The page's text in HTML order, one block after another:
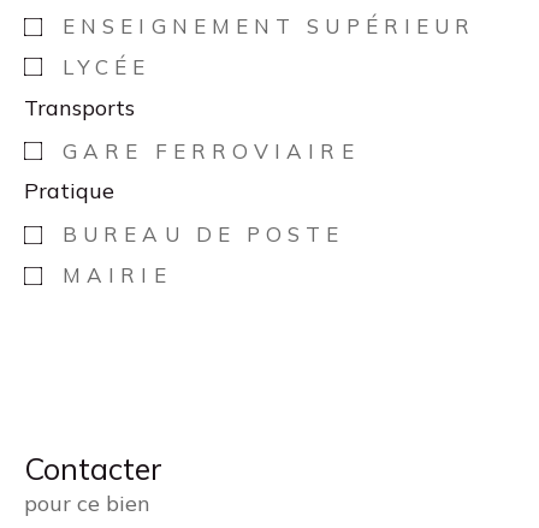
ENSEIGNEMENT SUPÉRIEUR
LYCÉE
Transports
GARE FERROVIAIRE
Pratique
BUREAU DE POSTE
MAIRIE
Contacter
pour ce bien